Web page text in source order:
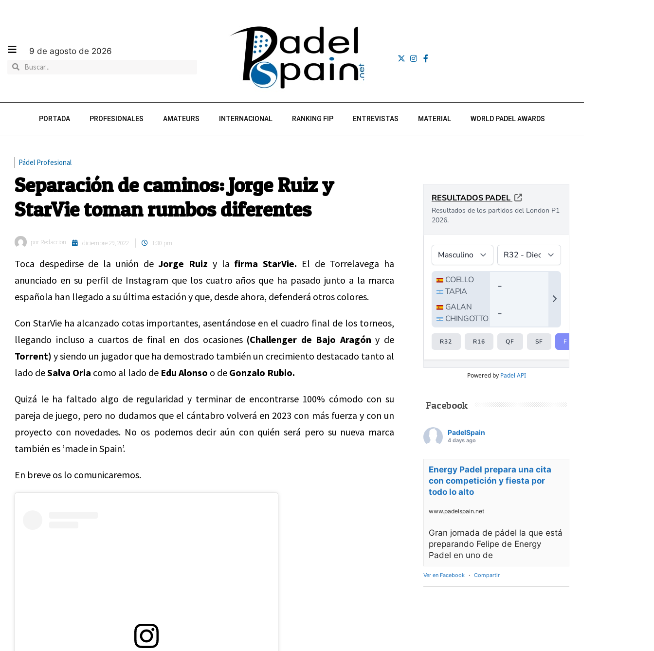
9 de agosto de 2026
PORTADA PROFESIONALES AMATEURS INTERNACIONAL RANKING FIP ENTREVISTAS MATERIAL WORLD PADEL AWARDS
Pádel Profesional
Separación de caminos: Jorge Ruiz y
StarVie toman rumbos diferentes
por Redaccion diciembre 29, 2022 1:30 pm
Toca despedirse de la unión deJorge Ruiz y la firma StarVie. El de Torrelavega ha
anunciado en su perfil de Instagram que los cuatro años que ha pasado junto a la marca
española han llegado a su última estación y que, desde ahora, defenderá otros colores.
Con StarVie ha alcanzado cotas importantes, asentándose en el cuadro final de los torneos,
llegando incluso a cuartos de final en dos ocasiones (Challenger de Bajo Aragón y de
Torrent) y siendo un jugador que ha demostrado también un crecimiento destacado tanto al
lado deSalva Oria como al lado de Edu Alonso o de Gonzalo Rubio.
Quizá le ha faltado algo de regularidad y terminar de encontrarse 100% cómodo con su
pareja de juego, pero no dudamos que el cántabro volverá en 2023 con más fuerza y con un
proyecto con novedades. No os podemos decir aún con quién será pero su nueva marca
también es ‘made in Spain’.
En breve os lo comunicaremos.
Powered by Padel API
Facebook
PadelSpain
4 days ago
Energy Padel prepara una cita
con competición y fiesta por
todo lo alto
www.padelspain.net
Gran jornada de pádel la que está
preparando Felipe de Energy
Padel en uno de
Ver en Facebook · Compartir